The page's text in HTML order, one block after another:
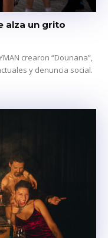
alza un grito
crearon “Dounana”,
y denuncia social.